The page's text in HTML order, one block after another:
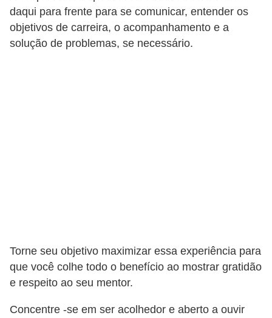
daqui para frente para se comunicar, entender os
objetivos de carreira, o acompanhamento e a
solução de problemas, se necessário.
Torne seu objetivo maximizar essa experiência para
que você colhe todo o benefício ao mostrar gratidão
e respeito ao seu mentor.
Concentre -se em ser acolhedor e aberto a ouvir
c
o
t
o